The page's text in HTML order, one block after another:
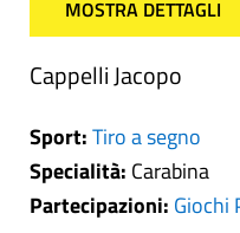
MOSTRA DETTAGLI
Cappelli Jacopo
Sport:Tiro a segno
Specialità: Carabina
Partecipazioni: Giochi